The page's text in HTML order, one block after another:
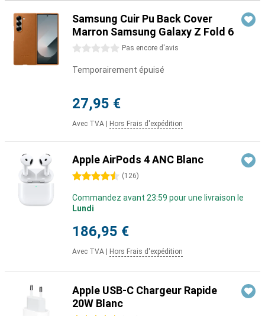
Samsung Cuir Pu Back Cover
Marron Samsung Galaxy Z Fold 6
0 étoiles Pas encore d'avis
Temporairement épuisé
27,95 €
Avec TVA Hors Frais d'expédition
Apple AirPods 4 ANC Blanc
4.5 étoiles (126)
Commandez avant 23:59 pour une livraison le
Lundi
186,95 €
Avec TVA Hors Frais d'expédition
Apple USB-C Chargeur Rapide
20W Blanc